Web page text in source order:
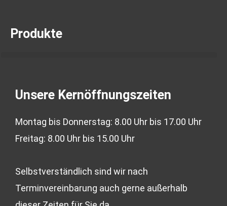
c
b
o
o
k
-
s
a
g
r
a
m
Produkte
Unsere Kernöffnungszeiten
Montag bis Donnerstag: 8.00 Uhr bis 17.00 Uhr
Freitag: 8.00 Uhr bis 15.00 Uhr
Selbstverständlich sind wir nach
Terminvereinbarung auch gerne außerhalb